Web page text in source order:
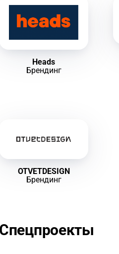
Heads
Брендинг
OTVETDESIGN
Брендинг
Спецпроекты